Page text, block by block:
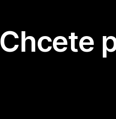
Chcete